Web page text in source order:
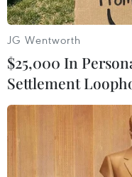
#Nhật Bản
#Vaccine ngừa COVID-
Theo dõi VietnamPlus
JG Wentworth
$25,000 In
Settlement